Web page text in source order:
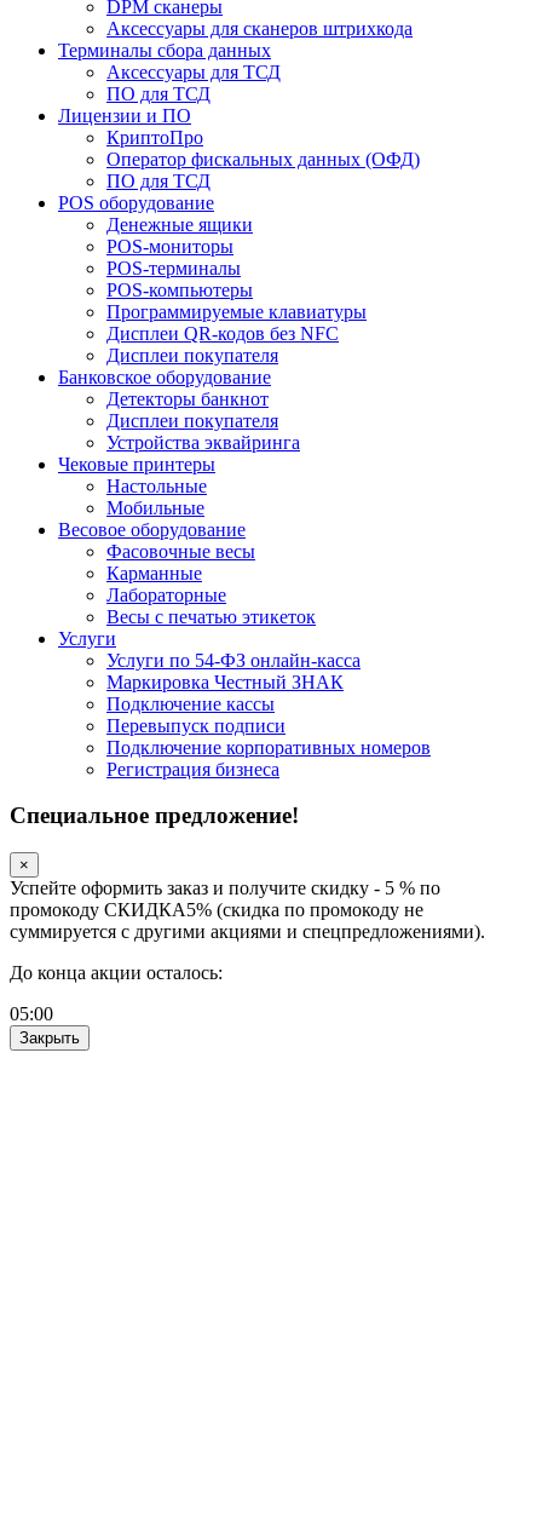
DPM сканеры
Аксессуары для сканеров штрихкода
Терминалы сбора данных
Аксессуары для ТСД
ПО для ТСД
Лицензии и ПО
КриптоПро
Оператор фискальных данных (ОФД)
ПО для ТСД
POS оборудование
Денежные ящики
POS-мониторы
POS-терминалы
POS-компьютеры
Программируемые клавиатуры
Дисплеи QR-кодов без NFC
Дисплеи покупателя
Банковское оборудование
Детекторы банкнот
Дисплеи покупателя
Устройства эквайринга
Чековые принтеры
Настольные
Мобильные
Весовое оборудование
Фасовочные весы
Карманные
Лабораторные
Весы с печатью этикеток
Услуги
Услуги по 54-ФЗ онлайн-касса
Маркировка Честный ЗНАК
Подключение кассы
Перевыпуск подписи
Подключение корпоративных номеров
Регистрация бизнеса
Специальное предложение!
×
Успейте оформить заказ и получите скидку - 5 % по
промокоду СКИДКА5% (скидка по промокоду не
суммируется с другими акциями и спецпредложениями).
До конца акции осталось:
05:00
Закрыть